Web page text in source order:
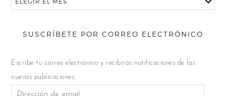
SUSCRÍBETE POR CORREO ELECTRÓNICO
Escribe tu correo electrónico y recibirás notificaciones de las
nuevas publicaciones.